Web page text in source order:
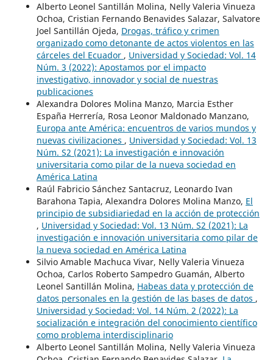
Alberto Leonel Santillán Molina, Nelly Valeria Vinueza
Ochoa, Cristian Fernando Benavides Salazar, Salvatore
Joel Santillán Ojeda, Drogas, tráfico y crimen
organizado como detonante de actos violentos en las
cárceles del Ecuador , Universidad y Sociedad: Vol. 14
Núm. 3 (2022): Apostamos por el impacto
investigativo, innovador y social de nuestras
publicaciones
Alexandra Dolores Molina Manzo, Marcia Esther
España Herrería, Rosa Leonor Maldonado Manzano,
Europa ante América: encuentros de varios mundos y
nuevas civilizaciones , Universidad y Sociedad: Vol. 13
Núm. S2 (2021): La investigación e innovación
universitaria como pilar de la nueva sociedad en
América Latina
Raúl Fabricio Sánchez Santacruz, Leonardo Ivan
Barahona Tapia, Alexandra Dolores Molina Manzo, El
principio de subsidiariedad en la acción de protección
, Universidad y Sociedad: Vol. 13 Núm. S2 (2021): La
investigación e innovación universitaria como pilar de
la nueva sociedad en América Latina
Silvio Amable Machuca Vivar, Nelly Valeria Vinueza
Ochoa, Carlos Roberto Sampedro Guamán, Alberto
Leonel Santillán Molina, Habeas data y protección de
datos personales en la gestión de las bases de datos ,
Universidad y Sociedad: Vol. 14 Núm. 2 (2022): La
socialización e integración del conocimiento científico
como problema interdisciplinario
Alberto Leonel Santillán Molina, Nelly Valeria Vinueza